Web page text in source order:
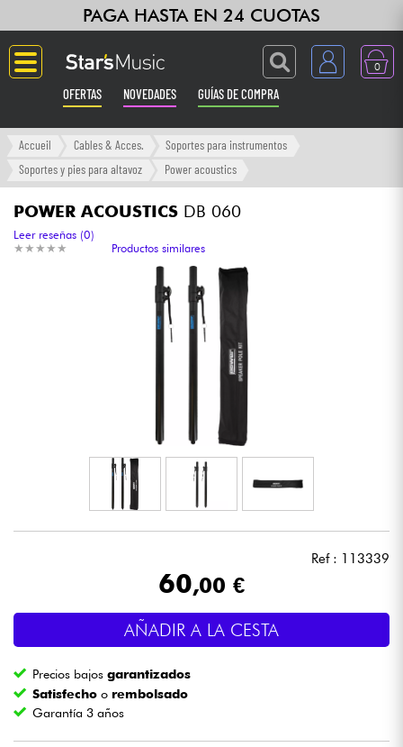
PAGA HASTA EN 24 CUOTAS
0
OFERTAS NOVEDADES GUÍAS DE COMPRA
Langue
Ampli & Efectos
Sintetizadores & samplers
Luces
Vientos
Accueil Cables & Acces.
Soportes para instrumentos
Soportes y pies para altavoz
Power acoustics
POWER ACOUSTICS DB 060
★ ★ ★ ★ ★
★ ★ ★ ★ ★
Leer reseñas (0)
Productos similares
Ref : 113339
60,00 €
AÑADIR A LA CESTA
Precios bajosgarantizados
Satisfecho o rembolsado
Garantía 3 años